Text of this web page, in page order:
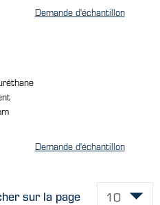
Demande d'échantillon
Demande d'échantillon
sur la page